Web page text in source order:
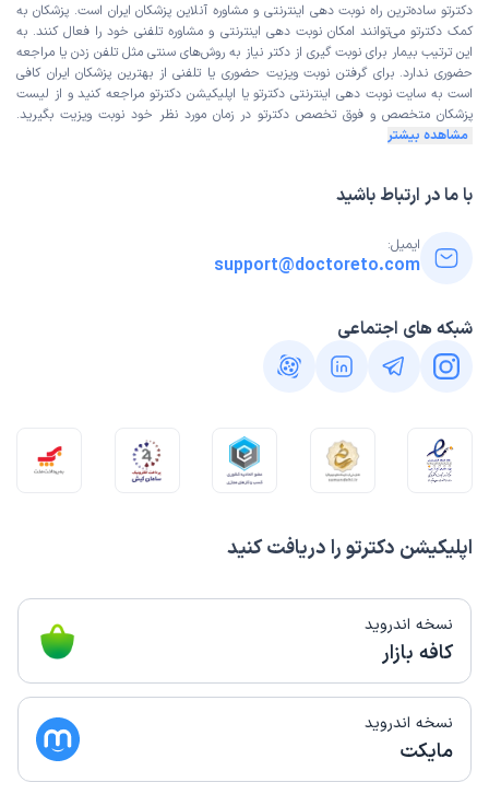
اپلیکیشن دکترتو را دریافت کنید
نسخه اندروید
کافه بازار
نسخه اندروید
مایکت
دکترتو ساده‌ترین راه نوبت‌ دهی اینترنتی و مشاوره آنلاین پزشکان ایران است. پزشکان به
کمک دکترتو می‌توانند امکان نوبت دهی اینترنتی و مشاوره تلفنی خود را فعال کنند. به
این ترتیب بیمار برای نوبت گیری از دکتر نیاز به روش‌های سنتی مثل تلفن زدن یا مراجعه
حضوری ندارد. برای گرفتن نوبت ویزیت حضوری یا تلفنی از بهترین پزشکان ایران کافی
است به سایت نوبت دهی اینترنتی دکترتو یا اپلیکیشن دکترتو مراجعه کنید و از لیست
پزشکان متخصص و فوق تخصص دکترتو در زمان مورد نظر خود نوبت ویزیت بگیرید.
مشاهده بیشتر
با ما در ارتباط باشید
ایمیل:
support@doctoreto.com
شبکه های اجتماعی